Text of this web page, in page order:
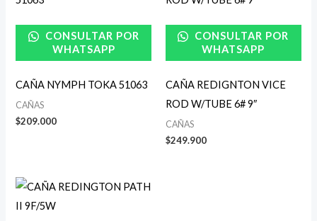
CONSULTAR POR
WHATSAPP
CAÑA NYMPH TOKA 51063
CAÑAS
$209.000
CONSULTAR POR
WHATSAPP
CAÑA REDIGNTON VICE
ROD W/TUBE 6# 9″
CAÑAS
$249.900